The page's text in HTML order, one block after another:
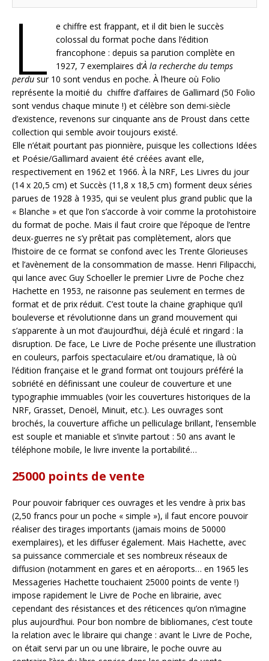
L
e chiffre est frappant, et il dit bien le succès
colossal du format poche dans l’édition
francophone : depuis sa parution complète en
1927, 7 exemplaires d’À la recherche du temps
perdu sur 10 sont vendus en poche. À l’heure où Folio
représente la moitié du chiffre d’affaires de Gallimard (50 Folio
sont vendus chaque minute !) et célèbre son demi-siècle
d’existence, revenons sur cinquante ans de Proust dans cette
collection qui semble avoir toujours existé.
Elle n’était pourtant pas pionnière, puisque les collections Idées
et Poésie/Gallimard avaient été créées avant elle,
respectivement en 1962 et 1966. À la NRF, Les Livres du jour
(14 x 20,5 cm) et Succès (11,8 x 18,5 cm) forment deux séries
parues de 1928 à 1935, qui se veulent plus grand public que la
« Blanche » et que l’on s’accorde à voir comme la protohistoire
du format de poche. Mais il faut croire que l’époque de l’entre
deux-guerres ne s’y prêtait pas complètement, alors que
l’histoire de ce format se confond avec les Trente Glorieuses
et l’avènement de la consommation de masse. Henri Filipacchi,
qui lance avec Guy Schoeller le premier Livre de Poche chez
Hachette en 1953, ne raisonne pas seulement en termes de
format et de prix réduit. C’est toute la chaine graphique qu’il
bouleverse et révolutionne dans un grand mouvement qui
s’apparente à un mot d’aujourd’hui, déjà éculé et ringard : la
disruption. De face, Le Livre de Poche présente une illustration
en couleurs, parfois spectaculaire et/ou dramatique, là où
l’édition française et le grand format ont toujours préféré la
sobriété en définissant une couleur de couverture et une
typographie immuables (voir les couvertures historiques de la
NRF, Grasset, Denoël, Minuit, etc.). Les ouvrages sont
brochés, la couverture affiche un pelliculage brillant, l’ensemble
est souple et maniable et s’invite partout : 50 ans avant le
téléphone mobile, le livre invente la portabilité…
25000 points de vente
Pour pouvoir fabriquer ces ouvrages et les vendre à prix bas
(2,50 francs pour un poche « simple »), il faut encore pouvoir
réaliser des tirages importants (jamais moins de 50000
exemplaires), et les diffuser également. Mais Hachette, avec
sa puissance commerciale et ses nombreux réseaux de
diffusion (notamment en gares et en aéroports… en 1965 les
Messageries Hachette touchaient 25000 points de vente !)
impose rapidement le Livre de Poche en librairie, avec
cependant des résistances et des réticences qu’on n’imagine
plus aujourd’hui. Pour bon nombre de bibliomanes, c’est toute
la relation avec le libraire qui change : avant le Livre de Poche,
on était servi par un ou une libraire, le poche ouvre au